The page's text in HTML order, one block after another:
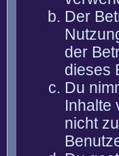
Der
der
dieses
Du
Inhalte
nicht